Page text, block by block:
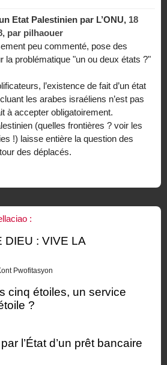
Etat Palestinien par L’ONU, 18
, par pilhaouer
peu commenté, pose des
la problématique "un ou deux états ?"
l’existence de fait d’un état
les arabes israéliens n’est pas
à accepter obligatoirement.
(quelles frontières ? voir les
!) laisse entière la question des
des déplacés.
:
DIEU : VIVE LA
Pwofitasyon
cinq étoiles, un service
?
l’État d’un prêt bancaire